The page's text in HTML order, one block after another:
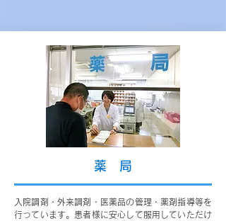
薬 局
入院調剤・外来調剤・医薬品の管理・薬剤指導等を
行っています。患者様に安心して服用していただけ